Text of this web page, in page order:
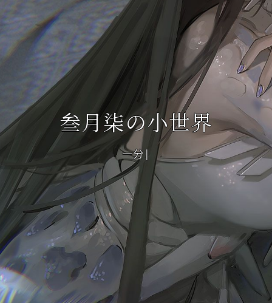
叁月柒の小世界
一分耕耘，一分收